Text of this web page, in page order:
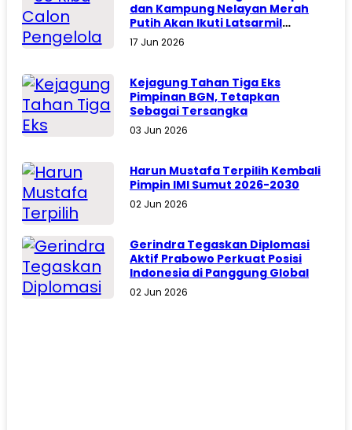
dan Kampung Nelayan Merah
Putih Akan Ikuti Latsarmil
Komcad
17 Jun 2026
Kejagung Tahan Tiga Eks
Pimpinan BGN, Tetapkan
Sebagai Tersangka
03 Jun 2026
Harun Mustafa Terpilih Kembali
Pimpin IMI Sumut 2026-2030
02 Jun 2026
Gerindra Tegaskan Diplomasi
Aktif Prabowo Perkuat Posisi
Indonesia di Panggung Global
02 Jun 2026